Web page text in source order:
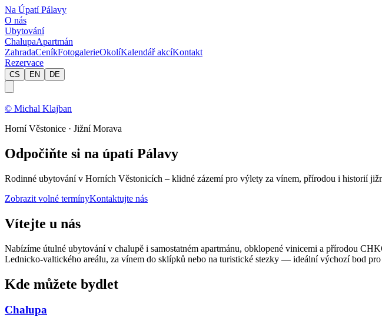
Na Úpatí Pálavy
O nás
Ubytování
ChalupaApartmán
ZahradaCeníkFotogalerieOkolíKalendář akcíKontakt
Rezervace
CS EN DE
© Michal Klajban
Horní Věstonice · Jižní Morava
Odpočiňte si na úpatí Pálavy
Rodinné ubytování v Horních Věstonicích – klidné zázemí pro výlety za vínem, přírodou i historií
Zobrazit volné termínyKontaktujte nás
Vítejte u nás
Nabízíme útulné ubytování v chalupě i samostatném apartmánu, obklopené vinicemi a přírodou
Lednicko-valtického areálu, za vínem do sklípků nebo na turistické stezky — ideální výchozí bod
Kde můžete bydlet
Chalupa